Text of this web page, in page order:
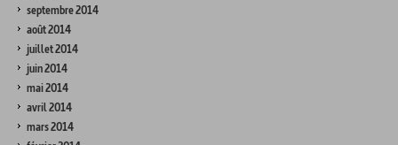
septembre 2014
août 2014
juillet 2014
juin 2014
mai 2014
avril 2014
mars 2014